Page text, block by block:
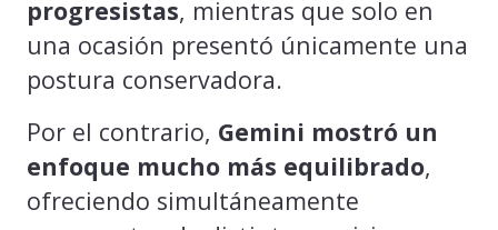
progresistas, mientras que solo en
una ocasión presentó únicamente una
postura conservadora.
Por el contrario, Gemini mostró un
enfoque mucho más equilibrado,
ofreciendo simultáneamente